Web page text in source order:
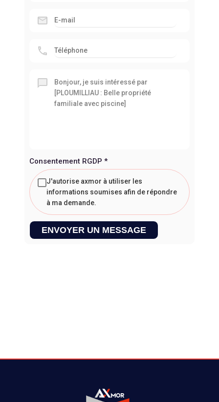
Consentement RGDP *
J'autorise axmor à utiliser les
informations soumises afin de répondre
à ma demande.
ENVOYER UN MESSAGE